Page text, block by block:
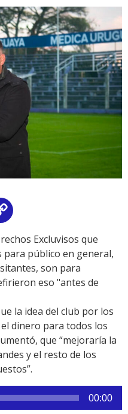
LinkExcluvisos que
para público en general,
son para
eso "antes de
la idea del club por los
dinero para todos los
que “mejoraría la
y el resto de los
00:00